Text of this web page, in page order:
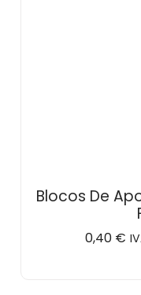
Blocos De
0,40 €